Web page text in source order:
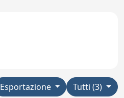
Tutti (3)
Esportazione